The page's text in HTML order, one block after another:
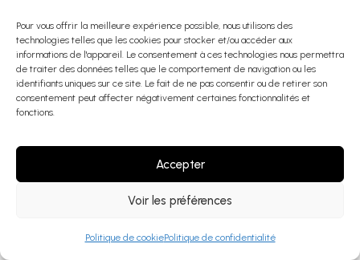
Pour vous offrir la meilleure expérience possible, nous utilisons des
technologies telles que les cookies pour stocker et/ou accéder aux
informations de l'appareil. Le consentement à ces technologies nous permettra
de traiter des données telles que le comportement de navigation ou les
identifiants uniques sur ce site. Le fait de ne pas consentir ou de retirer son
consentement peut affecter négativement certaines fonctionnalités et
fonctions.
Accepter
Voir les préférences
Politique de cookiePolitique de confidentialité
ACCESSOIRES,RASOIR
Boîte 5 lames
$5.00
ACCESSOIRES,RASOIR
Rasoir pour
$46.00